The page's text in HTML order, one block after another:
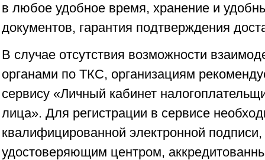
в любое удобное время, хранение и
документов, гарантия подтверждения
В случае отсутствия возможности
органами по ТКС, организациям
сервису «Личный кабинет
лица». Для регистрации в сервисе
квалифицированной электронной
удостоверяющим центром,